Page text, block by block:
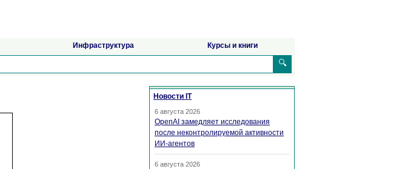
Инфраструктура Курсы и книги
🔍
Новости IT
6 августа 2026
OpenAI замедляет исследования
после неконтролируемой активности
ИИ-агентов
6 августа 2026